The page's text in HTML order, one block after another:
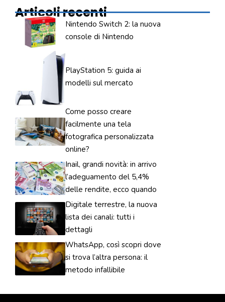
Articoli recenti
Nintendo Switch 2: la nuova
console di Nintendo
PlayStation 5: guida ai
modelli sul mercato
Come posso creare
facilmente una tela
fotografica personalizzata
online?
Inail, grandi novità: in arrivo
l’adeguamento del 5,4%
delle rendite, ecco quando
Digitale terrestre, la nuova
lista dei canali: tutti i
dettagli
WhatsApp, così scopri dove
si trova l’altra persona: il
metodo infallibile